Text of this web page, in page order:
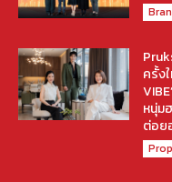
ครั้ง
หนุ่ม
ต่อย